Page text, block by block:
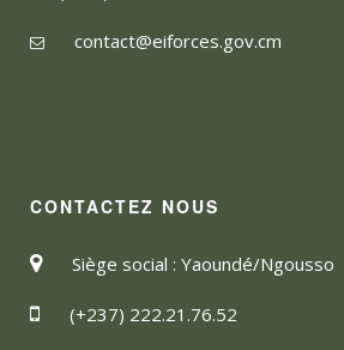
contact@eiforces.gov.cm
CONTACTEZ NOUS
Siège social : Yaoundé/Ngousso
(+237) 222.21.76.52